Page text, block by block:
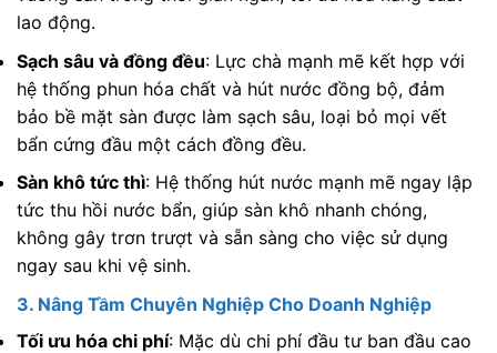
lao động.
Sạch sâu và đồng đều: Lực chà mạnh mẽ kết hợp với
hệ thống phun hóa chất và hút nước đồng bộ, đảm
bảo bề mặt sàn được làm sạch sâu, loại bỏ mọi vết
bẩn cứng đầu một cách đồng đều.
Sàn khô tức thì: Hệ thống hút nước mạnh mẽ ngay lập
tức thu hồi nước bẩn, giúp sàn khô nhanh chóng,
không gây trơn trượt và sẵn sàng cho việc sử dụng
ngay sau khi vệ sinh.
3. Nâng Tầm Chuyên Nghiệp Cho Doanh Nghiệp
Tối ưu hóa chi phí: Mặc dù chi phí đầu tư ban đầu cao